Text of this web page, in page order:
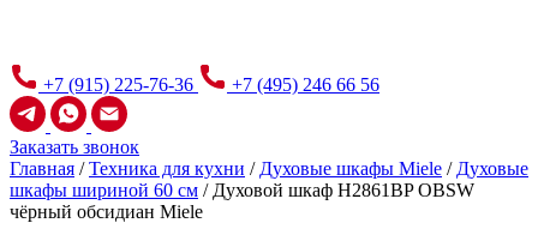
+7 (915) 225-76-36 +7 (495) 246 66 56
Заказать звонок
Главная /Техника для кухни / Духовые шкафы Miele / Духовые
шкафы шириной 60 см / Духовой шкаф H2861BP OBSW
чёрный обсидиан Miele